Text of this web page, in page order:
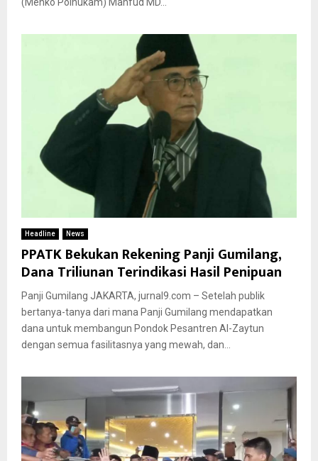
Headline News
PPATK Bekukan Rekening Panji Gumilang,
Dana Triliunan Terindikasi Hasil Penipuan
Panji Gumilang JAKARTA, jurnal9.com – Setelah publik
bertanya-tanya dari mana Panji Gumilang mendapatkan
dana untuk membangun Pondok Pesantren Al-Zaytun
dengan semua fasilitasnya yang mewah, dan...